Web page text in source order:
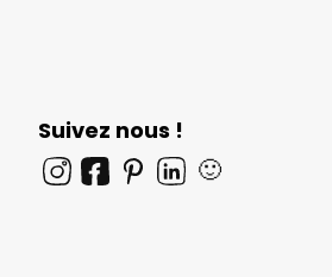
Suivez nous !
🙂